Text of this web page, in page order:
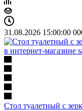
31.08.2026 15:00:00 00
Стол туалетный с